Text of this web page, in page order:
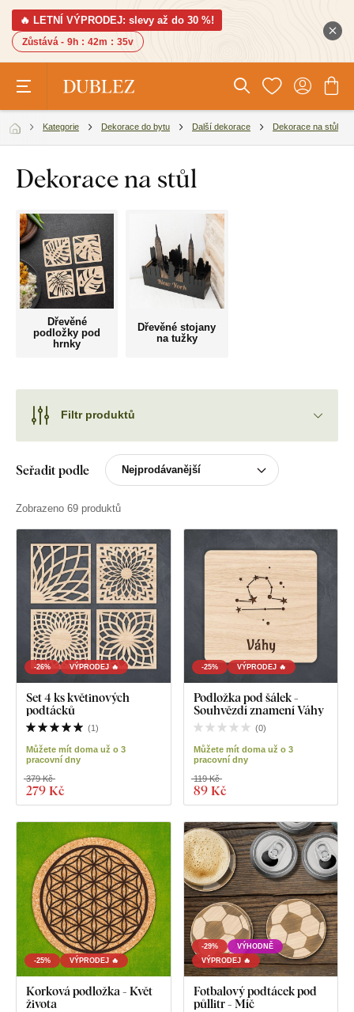
🔥 LETNÍ VÝPRODEJ: slevy až do 30 %!
Zůstává - 9h : 42m : 34v
Kategorie Dekorace do bytu Další dekorace Dekorace na stůl
Dekorace na stůl
Dřevěné
podložky pod
hrnky
Dřevěné stojany
na tužky
Filtr produktů
Seřadit podle
Zobrazeno 69 produktů
-26% VÝPRODEJ 🔥
Set 4 ks květinových
podtácků
(1 )
Můžete mít doma už o 3
pracovní dny
279 Kč
379 Kč
-25% VÝPRODEJ 🔥
Podložka pod šálek -
Souhvězdí znamení Váhy
(0)
Můžete mít doma už o 3
pracovní dny
89 Kč
119 Kč
-25% VÝPRODEJ 🔥
Korková podložka - Květ
života
-29%
VÝHODNĚ
VÝPRODEJ 🔥
Fotbalový podtácek pod
půllitr - Míč